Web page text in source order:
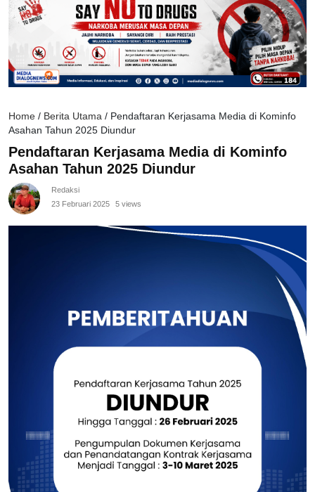
Home / Berita Utama / Pendaftaran Kerjasama Media di Kominfo
Asahan Tahun 2025 Diundur
Pendaftaran Kerjasama Media di Kominfo
Asahan Tahun 2025 Diundur
Redaksi
23 Februari 2025
5 views